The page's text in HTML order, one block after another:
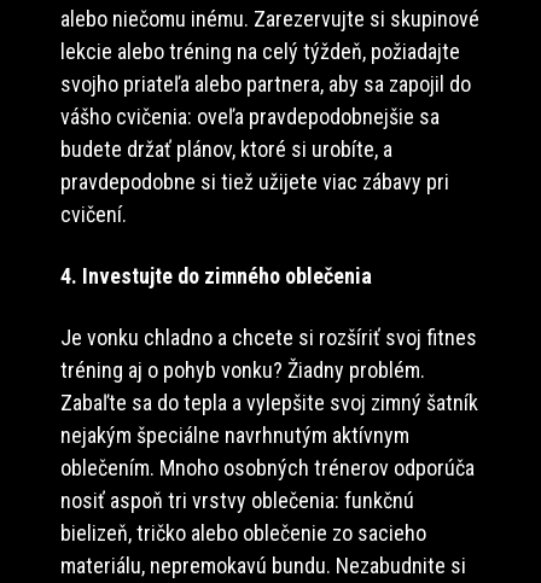
alebo niečomu inému. Zarezervujte si skupinové
lekcie alebo tréning na celý týždeň, požiadajte
svojho priateľa alebo partnera, aby sa zapojil do
vášho cvičenia: oveľa pravdepodobnejšie sa
budete držať plánov, ktoré si urobíte, a
pravdepodobne si tiež užijete viac zábavy pri
cvičení.
4. Investujte do zimného oblečenia
Je vonku chladno a chcete si rozšíriť svoj fitnes
tréning aj o pohyb vonku? Žiadny problém.
Zabaľte sa do tepla a vylepšite svoj zimný šatník
nejakým špeciálne navrhnutým aktívnym
oblečením. Mnoho osobných trénerov odporúča
nosiť aspoň tri vrstvy oblečenia: funkčnú
bielizeň, tričko alebo oblečenie zo sacieho
materiálu, nepremokavú bundu. Nezabudnite si